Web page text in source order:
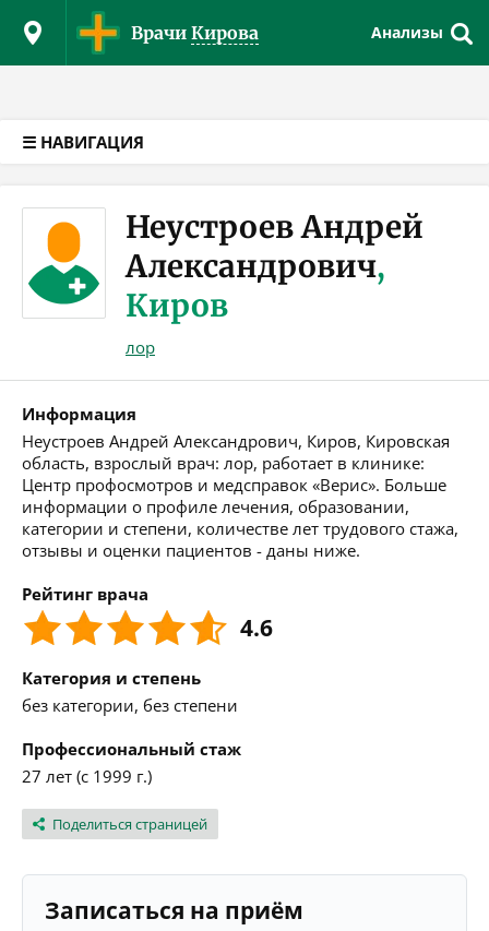
Врачи Кирова Анализы
☰ НАВИГАЦИЯ
Неустроев Андрей
Александрович,
Киров
лор
Информация
Неустроев Андрей Александрович, Киров, Кировская
область, взрослый врач: лор, работает в клинике:
Центр профосмотров и медсправок «Верис». Больше
информации о профиле лечения, образовании,
категории и степени, количестве лет трудового стажа,
отзывы и оценки пациентов - даны ниже.
Рейтинг врача
4.6
Категория и степень
без категории, без степени
Профессиональный стаж
27 лет (с 1999 г.)
Поделиться страницей
Записаться на приём